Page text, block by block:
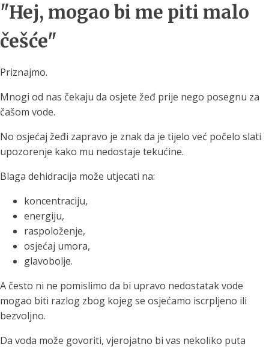
"Hej, mogao bi me piti malo
češće"
Priznajmo.
Mnogi od nas čekaju da osjete žeđ prije nego posegnu za
čašom vode.
No osjećaj žeđi zapravo je znak da je tijelo već počelo slati
upozorenje kako mu nedostaje tekućine.
Blaga dehidracija može utjecati na:
koncentraciju,
energiju,
raspoloženje,
osjećaj umora,
glavobolje.
A često ni ne pomislimo da bi upravo nedostatak vode
mogao biti razlog zbog kojeg se osjećamo iscrpljeno ili
bezvoljno.
Da voda može govoriti, vjerojatno bi vas nekoliko puta